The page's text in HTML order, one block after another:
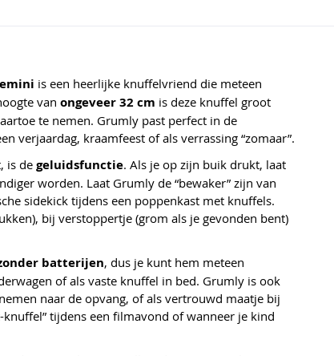
is een heerlijke knuffelvriend die meteen
van ongeveer 32 cm is deze knuffel groot
te nemen. Grumly past perfect in de
verjaardag, kraamfeest of als verrassing “zomaar”.
is degeluidsfunctie. Als je op zijn buik drukt, laat
worden. Laat Grumly de “bewaker” zijn van
sidekick tijdens een poppenkast met knuffels.
bij verstoppertje (grom als je gevonden bent)
batterijen, dus je kunt hem meteen
of als vaste knuffel in bed. Grumly is ook
naar de opvang, of als vertrouwd maatje bij
tijdens een filmavond of wanneer je kind